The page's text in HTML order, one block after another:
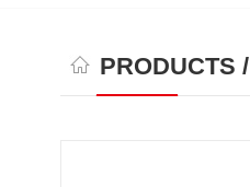
PRODUCTS /